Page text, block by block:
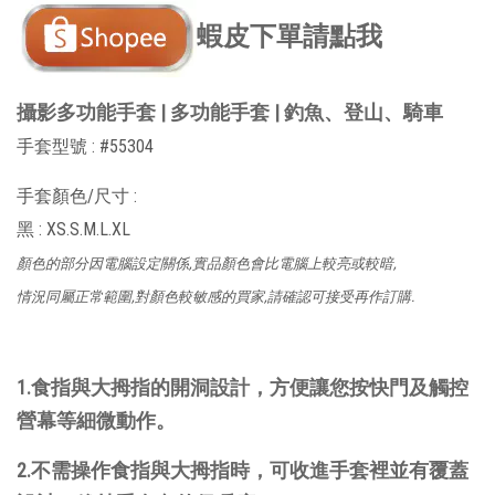
蝦皮下單請點我
攝影多功能手套 | 多功能手套 | 釣魚、登山、騎車
手套型號 : #55304
手套顏色/尺寸 :
黑 : XS.S.M.L.XL
顏色的部分因電腦設定關係,實品顏色會比電腦上較亮或較暗,
情況同屬正常範圍,對顏色較敏感的買家,請確認可接受再作訂購.
1.食指與大拇指的開洞設計，方便讓您按快門及觸控
營幕等細微動作。
2.不需操作食指與大拇指時，可收進手套裡並有覆蓋